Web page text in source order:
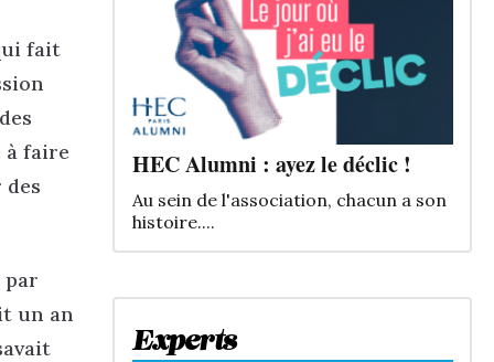
fait
à faire
des
par
un an
Experts
HEC Alumni : ayez le déclic !
Au sein de l'association, chacun a son
histoire....